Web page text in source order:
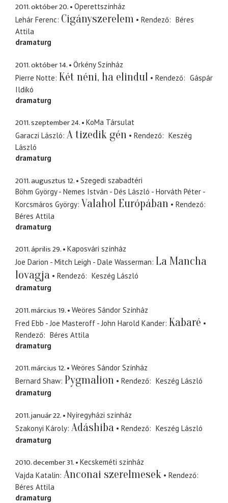
2011. október 20.
Operettszínház
Lehár Ferenc Cigányszerelem Rendező
Béres
Attila
dramaturg
2011. október 14.
Örkény Színház
Pierre Notte Két néni, ha elindul Rendező
Gáspár
Ildikó
dramaturg
2011. szeptember 24.
KoMa Társulat
Garaczi László A tizedik gén Rendező
Keszég
László
dramaturg
2011. augusztus 12.
Szegedi szabadtéri
Böhm György - Nemes István - Dés László - Horváth Péter -
Korcsmáros György Valahol Európában
Rendező
Béres Attila
dramaturg
2011. április 29.
Kaposvári színház
Joe Darion - Mitch Leigh - Dale Wasserman La Mancha
lovagja
Rendező
Keszég László
dramaturg
2011. március 19.
Weöres Sándor Színház
Fred Ebb - Joe Masteroff - John Harold Kander Kabaré
Rendező
Béres Attila
dramaturg
2011. március 12.
Weöres Sándor Színház
Bernard Shaw Pygmalion Rendező
Keszég László
dramaturg
2011. január 22.
Nyíregyházi színház
Szakonyi Károly Adáshiba Rendező
Keszég László
dramaturg
2010. december 31.
Kecskeméti színház
Vajda Katalin Anconai szerelmesek
Rendező
Béres Attila
dramaturg